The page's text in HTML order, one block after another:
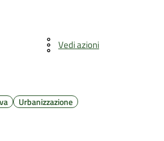
Vedi azioni
Urbanizzazione